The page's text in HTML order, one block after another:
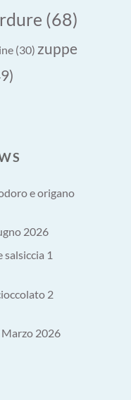
(68)
(30) zuppe
e origano
2026
1
2
Marzo 2026